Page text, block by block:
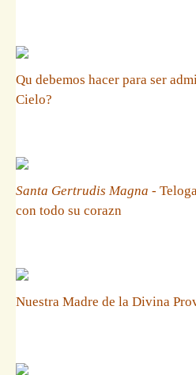
Qu debemos hacer para ser
Cielo?
Santa Gertrudis Magna -
con todo su corazn
Nuestra Madre de la Divina